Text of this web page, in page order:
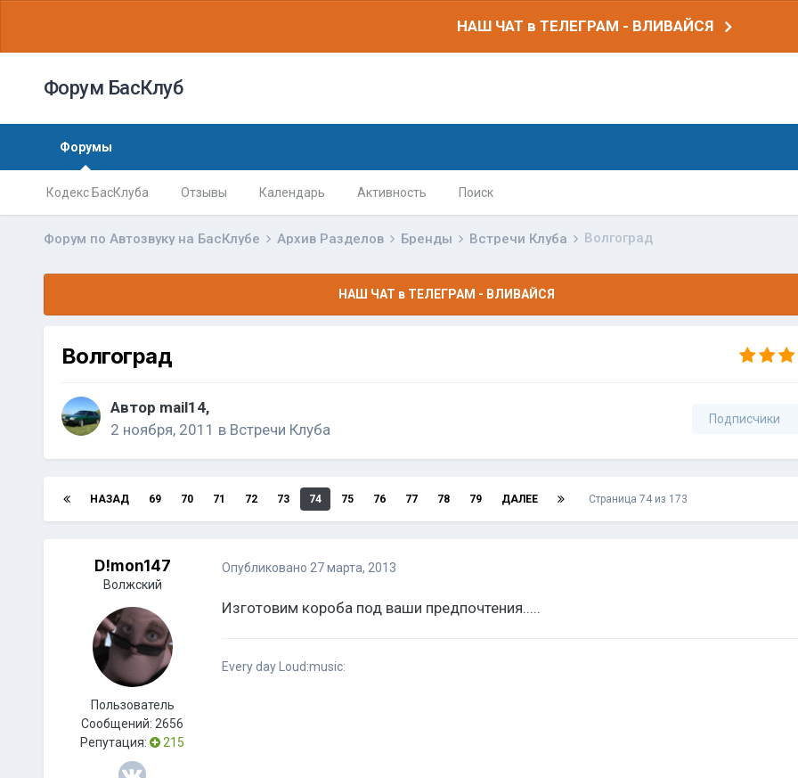
НАШ ЧАТ в ТЕЛЕГРАМ - ВЛИВАЙСЯ
Форум БасКлуб
Форумы
Кодекс БасКлуба Отзывы Календарь Активность Поиск
Форум по Автозвуку на БасКлубе Архив Разделов Бренды Встречи Клуба Волгоград
НАШ ЧАТ в ТЕЛЕГРАМ - ВЛИВАЙСЯ
Волгоград
Автор mail14,
2 ноября, 2011 в Встречи Клуба
Подписчики
НАЗАД 69 70 71 72 73 74 75 76 77 78 79 ДАЛЕЕ Страница 74 из 173
D!mon147
Волжский
Пользователь
Сообщений:2656
Репутация:
215
Опубликовано 27 марта, 2013
Изготовим короба под ваши предпочтения.....
Every day Loud:music: